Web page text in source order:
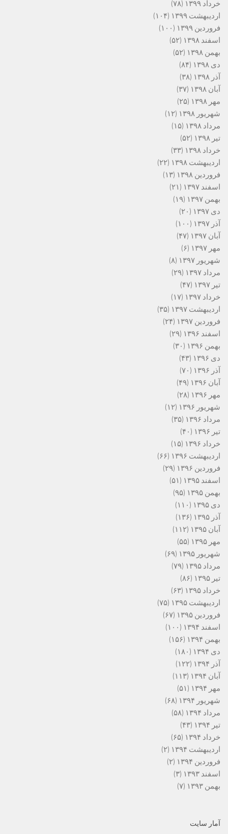
خرداد ۱۳۹۹
(۷۸)
اردیبهشت ۱۳۹۹
(۱۰۴)
فروردین ۱۳۹۹
(۱۰۰)
اسفند ۱۳۹۸
(۵۲)
بهمن ۱۳۹۸
(۵۲)
دی ۱۳۹۸
(۸۴)
آذر ۱۳۹۸
(۳۸)
آبان ۱۳۹۸
(۳۷)
مهر ۱۳۹۸
(۲۵)
شهریور ۱۳۹۸
(۱۲)
مرداد ۱۳۹۸
(۱۵)
تیر ۱۳۹۸
(۵۲)
خرداد ۱۳۹۸
(۳۳)
اردیبهشت ۱۳۹۸
(۲۲)
فروردین ۱۳۹۸
(۱۳)
اسفند ۱۳۹۷
(۲۱)
بهمن ۱۳۹۷
(۱۹)
دی ۱۳۹۷
(۲۰)
آذر ۱۳۹۷
(۱۰۰)
آبان ۱۳۹۷
(۴۷)
مهر ۱۳۹۷
(۶)
شهریور ۱۳۹۷
(۸)
مرداد ۱۳۹۷
(۲۹)
تیر ۱۳۹۷
(۴۷)
خرداد ۱۳۹۷
(۱۷)
اردیبهشت ۱۳۹۷
(۳۵)
فروردین ۱۳۹۷
(۲۴)
اسفند ۱۳۹۶
(۲۹)
بهمن ۱۳۹۶
(۳۰)
دی ۱۳۹۶
(۴۳)
آذر ۱۳۹۶
(۷۰)
آبان ۱۳۹۶
(۴۹)
مهر ۱۳۹۶
(۲۸)
شهریور ۱۳۹۶
(۱۲)
مرداد ۱۳۹۶
(۳۵)
تیر ۱۳۹۶
(۴۰)
خرداد ۱۳۹۶
(۱۵)
اردیبهشت ۱۳۹۶
(۶۶)
فروردین ۱۳۹۶
(۲۹)
اسفند ۱۳۹۵
(۵۱)
بهمن ۱۳۹۵
(۹۵)
دی ۱۳۹۵
(۱۱۰)
آذر ۱۳۹۵
(۱۳۶)
آبان ۱۳۹۵
(۱۱۲)
مهر ۱۳۹۵
(۵۵)
شهریور ۱۳۹۵
(۶۹)
مرداد ۱۳۹۵
(۷۹)
تیر ۱۳۹۵
(۸۶)
خرداد ۱۳۹۵
(۶۳)
اردیبهشت ۱۳۹۵
(۷۵)
فروردین ۱۳۹۵
(۶۷)
اسفند ۱۳۹۴
(۱۰۰)
بهمن ۱۳۹۴
(۱۵۶)
دی ۱۳۹۴
(۱۸۰)
آذر ۱۳۹۴
(۱۲۲)
آبان ۱۳۹۴
(۱۱۳)
مهر ۱۳۹۴
(۵۱)
شهریور ۱۳۹۴
(۶۸)
مرداد ۱۳۹۴
(۵۸)
تیر ۱۳۹۴
(۴۳)
خرداد ۱۳۹۴
(۶۵)
اردیبهشت ۱۳۹۴
(۲)
فروردین ۱۳۹۴
(۲)
اسفند ۱۳۹۳
(۳)
بهمن ۱۳۹۳
(۷)
آمار سایت